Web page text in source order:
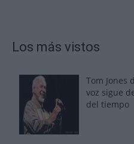
Los más vistos
Tom Jones
voz sigue
del tiempo